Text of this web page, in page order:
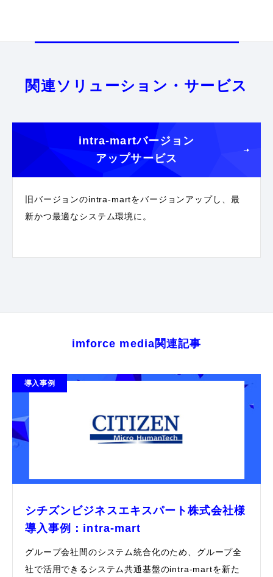
関連ソリューション・サービス
intra-martバージョン
アップサービス
旧バージョンのintra-martをバージョンアップし、最
新かつ最適なシステム環境に。
imforce media関連記事
導入事例
シチズンビジネスエキスパート株式会社様
導入事例：intra-mart
グループ会社間のシステム統合化のため、グループ全
社で活用できるシステム共通基盤のintra-martを新た